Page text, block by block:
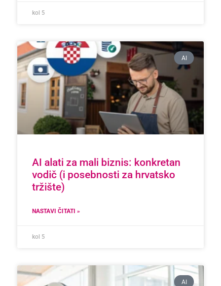
kol 5
AI
AI alati za mali biznis: konkretan
vodič (i posebnosti za hrvatsko
tržište)
NASTAVI ČITATI »
kol 5
AI